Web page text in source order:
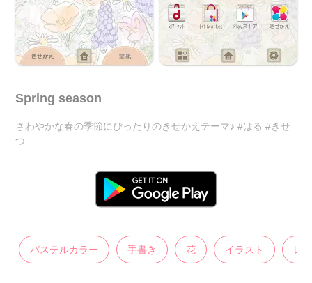
Spring season
さわやかな春の季節にぴったりのきせかえテーマ♪ #はる #きせ
つ
パステルカラー 手書き 花 イラスト レ